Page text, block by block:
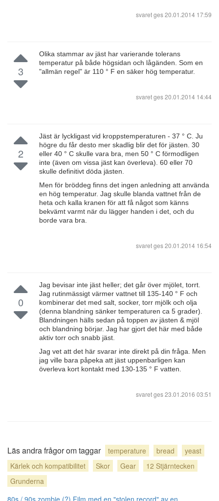
svaret ges20.01.2014 17:59
3
Olika stammar av jäst har varierande tolerans
temperatur på både högsidan och lågänden. Som en
"allmän regel" är 110 ° F en säker hög temperatur.
svaret ges20.01.2014 14:44
2
Jäst är lyckligast vid kroppstemperaturen - 37 ° C. Ju
högre du får desto mer skadlig blir det för jästen. 30
eller 40 ° C skulle vara bra, men 50 ° C förmodligen
inte (även om vissa jäst kan överleva). 60 eller 70
skulle definitivt döda jästen.
Men för bröddeg finns det ingen anledning att använda
en hög temperatur. Jag skulle blanda vattnet från de
heta och kalla kranen för att få något som känns
bekvämt varmt när du lägger handen i det, och du
borde vara bra.
svaret ges20.01.2014 16:54
0
Jag bevisar inte jäst heller; det går över mjölet, torrt.
Jag rutinmässigt värmer vattnet till 135-140 ° F och
kombinerar det med salt, socker, torr mjölk och olja
(denna blandning sänker temperaturen ca 5 grader).
Blandningen hälls sedan på toppen av jästen & mjöl
och blandning börjar. Jag har gjort det här med både
aktiv torr och snabb jäst.
Jag vet att det här svarar inte direkt på din fråga. Men
jag ville bara påpeka att jäst uppenbarligen kan
överleva kort kontakt med 130-135 ° F vatten.
svaret ges23.01.2016 03:51
Läs andra frågor om taggar temperature bread
yeast
Kärlek och kompatibilitet
Skor Gear
12 Stjärntecken
Grunderna
80s / 90s zombie (?) Film med en "stolen record" av en